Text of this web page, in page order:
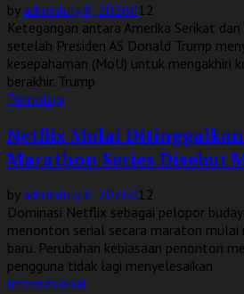
byadminJuly 8, 2026012
Ketegangan antara Amerika Serikat
setelah Presiden AS Donald Trump
kesepahaman (MoU) untuk mengakhiri
berakhir. Trump
Teknologi
Netflix Mulai
Marathon Series Disebut
byadminJuly 8, 2026012
Dominasi Netflix sebagai pelopor
menonton serial secara maraton mulai
baru. Perubahan kebiasaan penonton
pengguna tidak lagi menyelesaikan
Internasional